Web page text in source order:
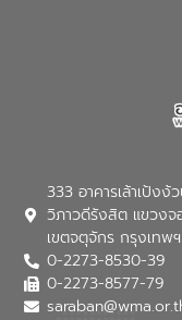
333 อาคารเล้าเป้งง้
วิภาวดีรังสิต แขวง
เขตจตุจักร กรุงเทพ
0-2273-8530-39
0-2273-8577-79